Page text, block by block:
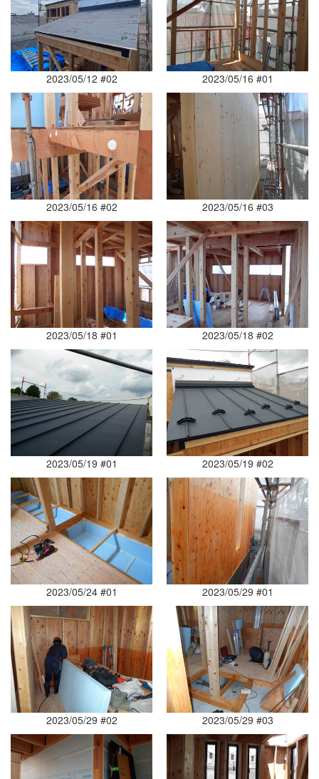
2023/05/12 #02 2023/05/16 #01
2023/05/16 #02 2023/05/16 #03
2023/05/18 #01 2023/05/18 #02
2023/05/19 #01 2023/05/19 #02
2023/05/24 #01 2023/05/29 #01
2023/05/29 #02 2023/05/29 #03